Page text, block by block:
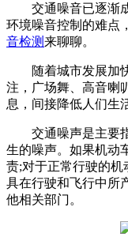
交通噪音已逐渐成
环境噪音控制的难点
音检测来聊聊。
随着城市发展加快
注，广场舞、高音喇
息，间接降低人们生
交通噪声是主要指
生的噪声。如果机动
责;对于正常行驶的
具在行驶和飞行中所
他相关部门。